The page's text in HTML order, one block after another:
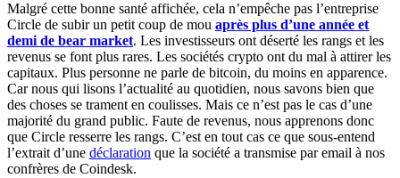
Malgré cette bonne santé affichée, cela n’empêche pas l’entreprise
Circle de subir un petit coup de mou après plus d’une année et
demi de bear market. Les investisseurs ont déserté les rangs et les
revenus se font plus rares. Les sociétés crypto ont du mal à attirer les
capitaux. Plus personne ne parle de bitcoin, du moins en apparence.
Car nous qui lisons l’actualité au quotidien, nous savons bien que
des choses se trament en coulisses. Mais ce n’est pas le cas d’une
majorité du grand public. Faute de revenus, nous apprenons donc
que Circle resserre les rangs. C’est en tout cas ce que sous-entend
l’extrait d’une déclaration que la société a transmise par email à nos
confrères de Coindesk.